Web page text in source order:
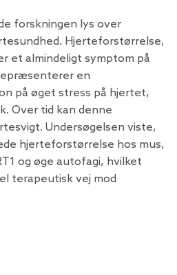
forskningen lys over
Hjerteforstørrelse,
et almindeligt symptom på
en
på øget stress på hjertet,
Over tid kan denne
Undersøgelsen viste,
hjerteforstørrelse hos mus,
og øge autofagi, hvilket
terapeutisk vej mod